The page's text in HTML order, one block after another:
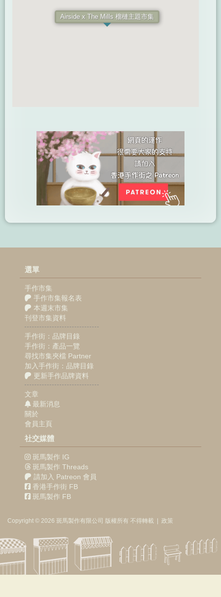
Airside x The Mills 榴槤主題市集
選單
手作市集
手作市集報名表
本週末市集
刊登市集資料
手作街：品牌目錄
手作街：產品一覽
尋找市集夾檔 Partner
加入手作街：品牌目錄
更新手作品牌資料
文章
最新消息
關於
會員主頁
社交媒體
斑馬製作 IG
斑馬製作 Threads
請加入 Patreon 會員
香港手作街 FB
斑馬製作 FB
Copyright © 2026 斑馬製作有限公司 版權所有 不得轉載 | 政策